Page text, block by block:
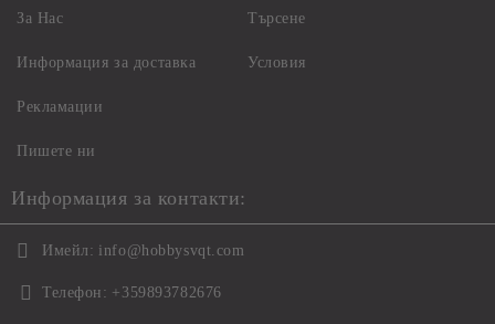
За Нас
Информация за доставка
Рекламации
Пишете ни
Търсене
Условия
Информация за контакти:
Имейл: info@hobbysvqt.com
Телефон: +359893782676